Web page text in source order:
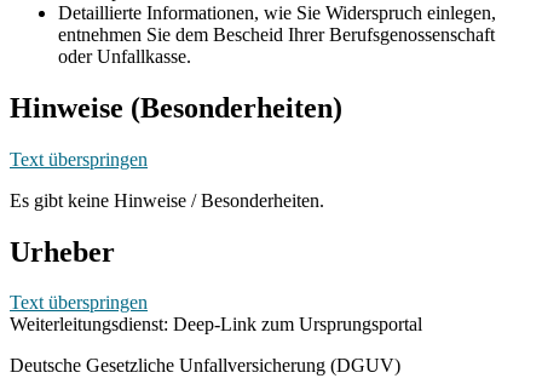
Detaillierte Informationen, wie Sie Widerspruch einlegen,
entnehmen Sie dem Bescheid Ihrer Berufsgenossenschaft
oder Unfallkasse.
Hinweise (Besonderheiten)
Text überspringen
Es gibt keine Hinweise / Besonderheiten.
Urheber
Text überspringen
Weiterleitungsdienst: Deep-Link zum Ursprungsportal
Deutsche Gesetzliche Unfallversicherung (DGUV)